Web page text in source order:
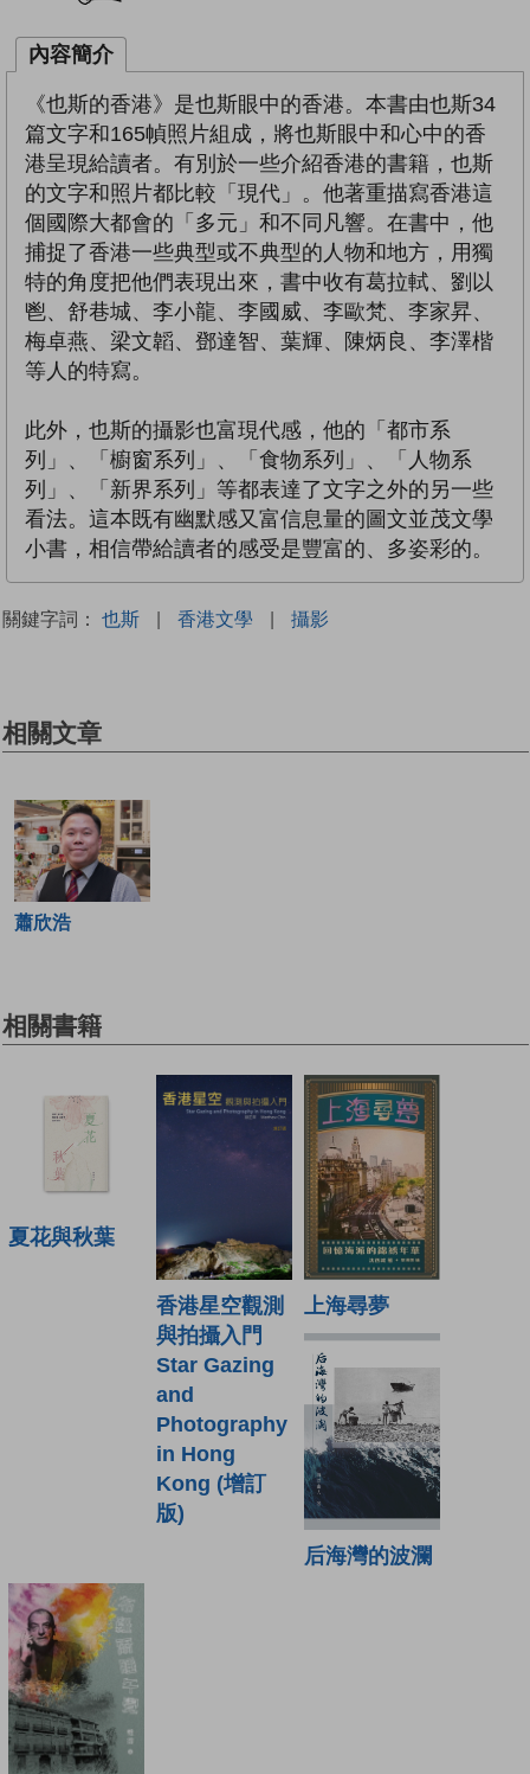
內容簡介
《也斯的香港》是也斯眼中的香港。本書由也斯34
篇文字和165幀照片組成，將也斯眼中和心中的香
港呈現給讀者。有別於一些介紹香港的書籍，也斯
的文字和照片都比較「現代」。他著重描寫香港這
個國際大都會的「多元」和不同凡響。在書中，他
捕捉了香港一些典型或不典型的人物和地方，用獨
特的角度把他們表現出來，書中收有葛拉軾、劉以
鬯、舒巷城、李小龍、李國威、李歐梵、李家昇、
梅卓燕、梁文韜、鄧達智、葉輝、陳炳良、李澤楷
等人的特寫。
此外，也斯的攝影也富現代感，他的「都市系
列」、「櫥窗系列」、「食物系列」、「人物系
列」、「新界系列」等都表達了文字之外的另一些
看法。這本既有幽默感又富信息量的圖文並茂文學
小書，相信帶給讀者的感受是豐富的、多姿彩的。
關鍵字詞： 也斯 | 香港文學 | 攝影
相關文章
蕭欣浩
相關書籍
夏花與秋葉
香港星空觀測
與拍攝入門
Star Gazing
and
Photography
in Hong
Kong (增訂
版)
上海尋夢
后海灣的波瀾